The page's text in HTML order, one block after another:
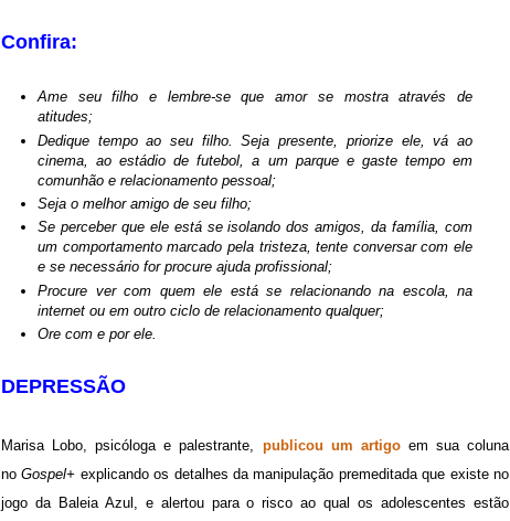
Confira:
Ame seu filho e lembre-se que amor se mostra através de
atitudes;
Dedique tempo ao seu filho. Seja presente, priorize ele, vá ao
cinema, ao estádio de futebol, a um parque e gaste tempo em
comunhão e relacionamento pessoal;
Seja o melhor amigo de seu filho;
Se perceber que ele está se isolando dos amigos, da família, com
um comportamento marcado pela tristeza, tente conversar com ele
e se necessário for procure ajuda profissional;
Procure ver com quem ele está se relacionando na escola, na
internet ou em outro ciclo de relacionamento qualquer;
Ore com e por ele
DEPRESSÃO
Marisa Lobo, psicóloga e palestrante, publicou um artigoem sua coluna
noGospel+ explicando os detalhes da manipulação premeditada que existe no
jogo da Baleia Azul, e alertou para o risco ao qual os adolescentes estão